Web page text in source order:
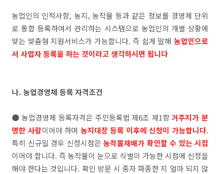
농업인의 인적사항, 농지, 농작물 등과 같은 정보를 경영체 단위
로 통합 등록하여서 관리하는 시스템으로 농업인의 개별 상황에
맞는 맞춤형 지원서비스가 가능합니다. 즉 쉽게 말해 농업인으로
서 사업자 등록을 하는 것이라고 생각하시면 됩니다
나. 농업경영체 등록 자격조건
● 농업경영체 등록자격은 주민등록법 제6조 제1항 거주지가 분
명한 사람이어야 하며 농지대장 등록 이후에 신청이 가능합니다.
특히 신규일 경우 신청시점은 농작물재배가 확인할 수 있는 시점
이어야 합니다. 즉 농작물이 눈으로 식별이 가능한 시점에 신청을
해야 한다는 것입니다. 확인 방문 시 종자 파종한 지 얼마 되지 않